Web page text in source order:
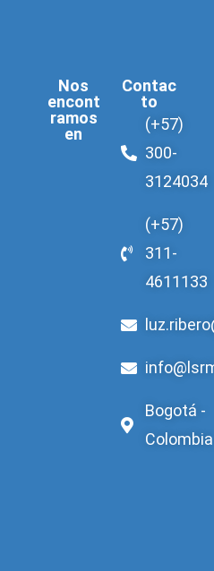
Nos
encont
ramos
en
Contac
to
(+57)
300-
3124034
(+57)
311-
4611133
Bogotá -
Colombia